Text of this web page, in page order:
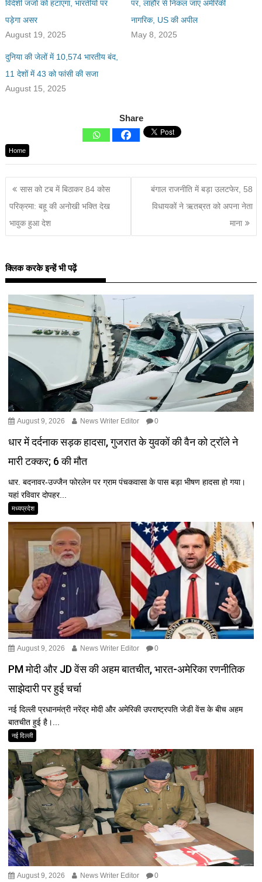
विदेशी जजों को हटाएगा, भारतीयों पर
पड़ेगा असर
August 19, 2025
पर, लाहौर से निकल जाएं अमेरिकी
नागरिक, US की अपील
May 8, 2025
दुनिया की जेलों में 10,574 भारतीय बंद,
11 देशों में 43 को फांसी की सजा
August 15, 2025
Share
Home
सास को टब में बिठाकर 84 कोस
परिक्रमा: बहू की अनोखी भक्ति देख
भावुक हुआ देश
बंगाल राजनीति में बड़ा उलटफेर, 58
विधायकों ने ऋतब्रत को अपना नेता
माना
क्लिक करके इन्हें भी पढ़ें
August 9, 2026 News Writer Editor 0
धार में दर्दनाक सड़क हादसा, गुजरात के युवकों की वैन को ट्रॉले ने
मारी टक्कर; 6 की मौत
धार. बदनावर-उज्जैन फोरलेन पर ग्राम पंचकवासा के पास बड़ा भीषण हादसा हो गया।
यहां रविवार दोपहर...
मध्यप्रदेश
August 9, 2026 News Writer Editor 0
PM मोदी और JD वेंस की अहम बातचीत, भारत-अमेरिका रणनीतिक
साझेदारी पर हुई चर्चा
नई दिल्ली प्रधानमंत्री नरेंद्र मोदी और अमेरिकी उपराष्ट्रपति जेडी वेंस के बीच अहम
बातचीत हुई है।...
नई दिल्ली
August 9, 2026 News Writer Editor 0